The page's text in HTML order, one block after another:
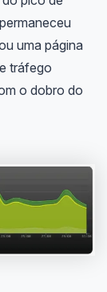
uma página
tráfego
o dobro do